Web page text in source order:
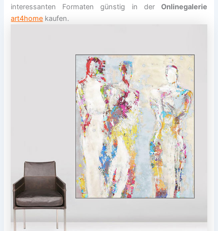
interessanten Formaten günstig in der Onlinegalerie
art4home kaufen.